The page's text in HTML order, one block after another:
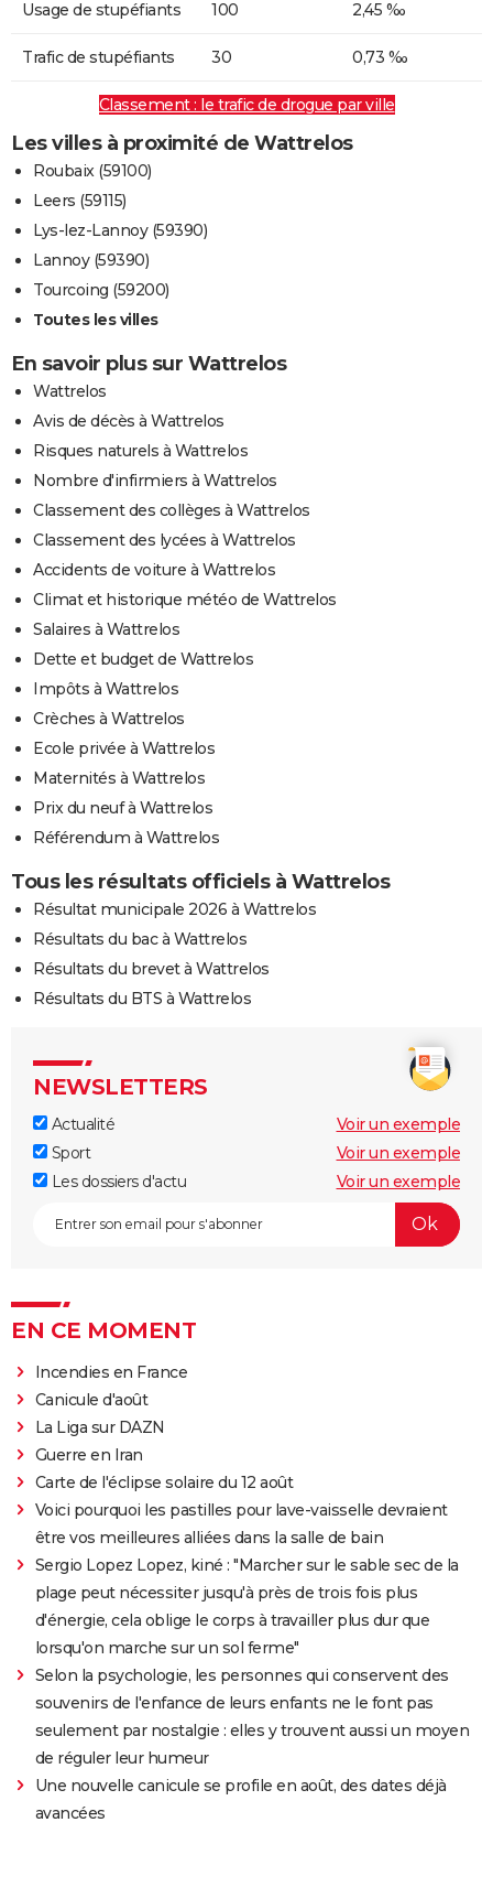
Usage de stupéfiants 100 2,45 ‰
Trafic de stupéfiants 30 0,73 ‰
Classement : le trafic de drogue par ville
Les villes à proximité de Wattrelos
Roubaix (59100)
Leers (59115)
Lys-lez-Lannoy (59390)
Lannoy (59390)
Tourcoing (59200)
Toutes les villes
En savoir plus sur Wattrelos
Wattrelos
Avis de décès à Wattrelos
Risques naturels à Wattrelos
Nombre d'infirmiers à Wattrelos
Classement des collèges à Wattrelos
Classement des lycées à Wattrelos
Accidents de voiture à Wattrelos
Climat et historique météo de Wattrelos
Salaires à Wattrelos
Dette et budget de Wattrelos
Impôts à Wattrelos
Crèches à Wattrelos
Ecole privée à Wattrelos
Maternités à Wattrelos
Prix du neuf à Wattrelos
Référendum à Wattrelos
Tous les résultats officiels à Wattrelos
Résultat municipale 2026 à Wattrelos
Résultats du bac à Wattrelos
Résultats du brevet à Wattrelos
Résultats du BTS à Wattrelos
NEWSLETTERS
Actualité
Voir un exemple
Sport
Voir un exemple
Les dossiers d'actu
Voir un exemple
EN CE MOMENT
Incendies en France
Canicule d'août
La Liga sur DAZN
Guerre en Iran
Carte de l'éclipse solaire du 12 août
Voici pourquoi les pastilles pour lave-vaisselle devraient
être vos meilleures alliées dans la salle de bain
Sergio Lopez Lopez, kiné : "Marcher sur le sable sec de la
plage peut nécessiter jusqu'à près de trois fois plus
d'énergie, cela oblige le corps à travailler plus dur que
lorsqu'on marche sur un sol ferme"
Selon la psychologie, les personnes qui conservent des
souvenirs de l'enfance de leurs enfants ne le font pas
seulement par nostalgie : elles y trouvent aussi un moyen
de réguler leur humeur
Une nouvelle canicule se profile en août, des dates déjà
avancées